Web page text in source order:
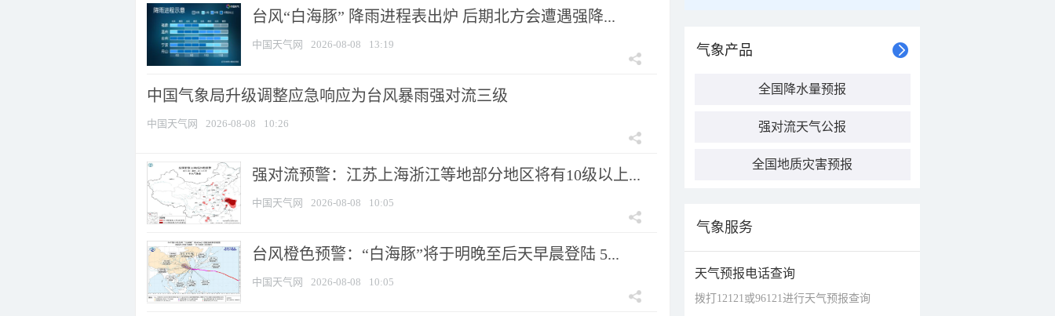
台风“白海豚” 降雨进程表出炉 后期北方会遭遇强降...
中国天气网 2026-08-08 13:19
中国气象局升级调整应急响应为台风暴雨强对流三级
中国天气网 2026-08-08 10:26
强对流预警：江苏上海浙江等地部分地区将有10级以上...
中国天气网 2026-08-08 10:05
台风橙色预警：“白海豚”将于明晚至后天早晨登陆 5...
中国天气网 2026-08-08 10:05
气象产品
全国降水量预报
强对流天气公报
全国地质灾害预报
气象服务
天气预报电话查询
拨打12121或96121进行天气预报查询